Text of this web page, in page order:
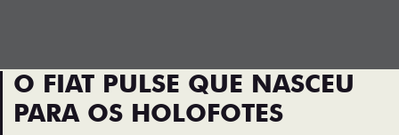
O FIAT PULSE QUE NASCEU
PARA OS HOLOFOTES